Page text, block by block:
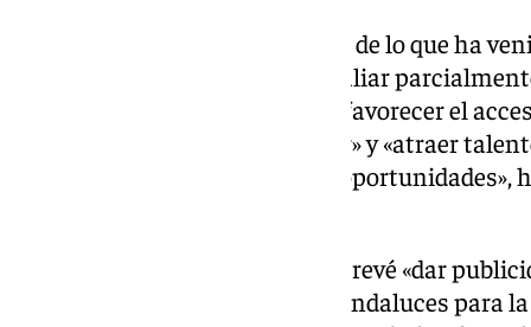
El objetivo último es, en la línea de lo que ha
de Granada en esta materia, «paliar
vivienda a precios asequibles y favorecer el
para jóvenes» así como «retener» y «atraer
creciendo y ofreciendo nuevas oportunidades»,
La nueva normativa andaluza prevé «dar
disponibles en los municipios andaluces para